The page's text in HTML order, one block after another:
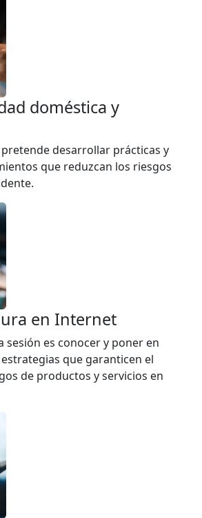
doméstica y
pretende desarrollar prácticas y
que reduzcan los riesgos
en Internet
sesión es conocer y poner en
que garanticen el
de productos y servicios en